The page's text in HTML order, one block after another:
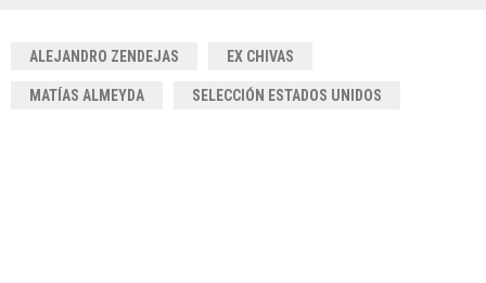
ALEJANDRO ZENDEJAS EX CHIVAS
MATÍAS ALMEYDA SELECCIÓN ESTADOS UNIDOS